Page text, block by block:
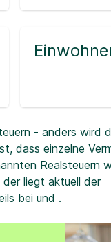
- anders wird
dass einzelne
Realsteuern
der liegt aktuell der
bei und .